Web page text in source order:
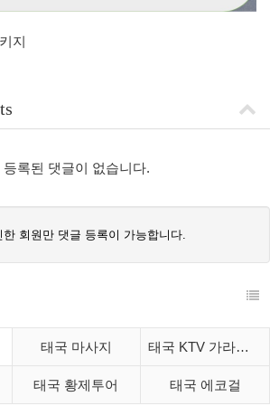
지
등록된 댓글이 없습니다.
한 회원만 댓글 등록이 가능합니다.
태국 마사지 태국 KTV 가라오케
태국 황제투어 태국 에코걸